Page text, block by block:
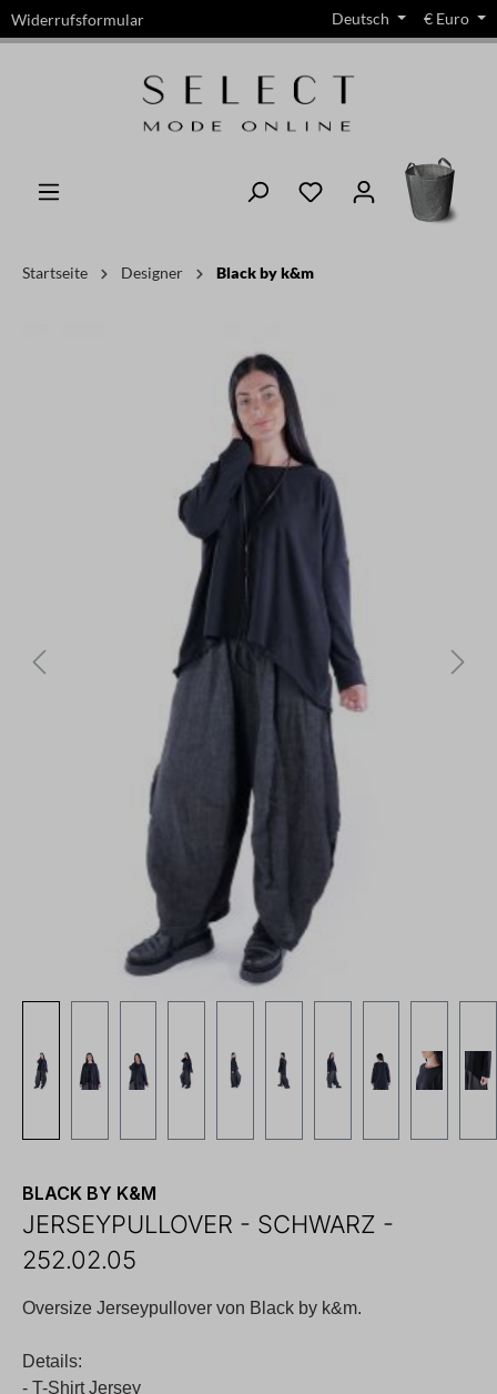
springen
Widerrufsformular Deutsch € Euro
Startseite Designer Black by k&m
BLACK BY K&M
JERSEYPULLOVER - SCHWARZ -
252.02.05
Oversize Jerseypullover von Black by k&m.
Details:
- T-Shirt Jersey